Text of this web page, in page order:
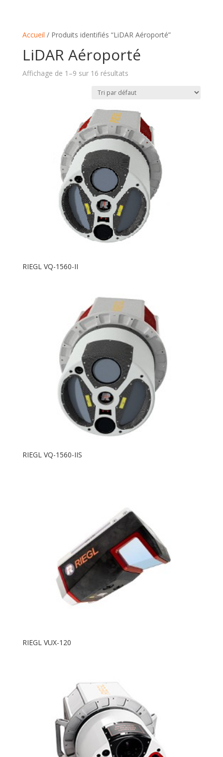
Accueil / Produits identifiés “LiDAR Aéroporté”
LiDAR Aéroporté
Affichage de 1–9 sur 16 résultats
RIEGL VQ-1560-II
RIEGL VQ-1560-IIS
RIEGL VUX-120